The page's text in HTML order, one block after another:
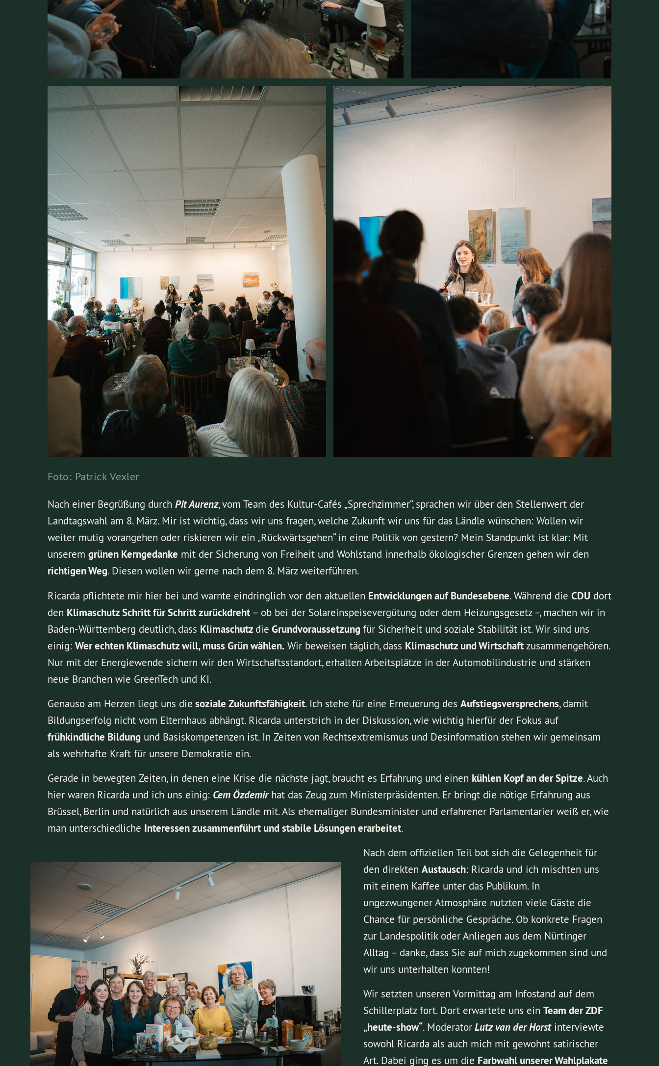
Foto: Patrick Vexler
Nach einer Begrüßung durch Pit Aurenz, vom Team des Kultur-Cafés „Sprechzimmer“, sprachen wir über den Stellenwert der
Landtagswahl am 8. März. Mir ist wichtig, dass wir uns fragen, welche Zukunft wir uns für das Ländle wünschen: Wollen wir
weiter mutig vorangehen oder riskieren wir ein „Rückwärtsgehen“ in eine Politik von gestern? Mein Standpunkt ist klar: Mit
unserem grünen Kerngedanke mit der Sicherung von Freiheit und Wohlstand innerhalb ökologischer Grenzen gehen wir den
richtigen Weg. Diesen wollen wir gerne nach dem 8. März weiterführen.
Ricarda pflichtete mir hier bei und warnte eindringlich vor den aktuellen Entwicklungen auf Bundesebene. Während die CDU dort
den Klimaschutz Schritt für Schritt zurückdreht– ob bei der Solareinspeisevergütung oder dem Heizungsgesetz –, machen wir in
Baden-Württemberg deutlich, dass Klimaschutz die Grundvoraussetzung für Sicherheit und soziale Stabilität ist. Wir sind uns
einig: Wer echten Klimaschutz will, muss Grün wählen.Wir beweisen täglich, dass Klimaschutz und Wirtschaftzusammengehören.
Nur mit der Energiewende sichern wir den Wirtschaftsstandort, erhalten Arbeitsplätze in der Automobilindustrie und stärken
neue Branchen wie GreenTech und KI.
Genauso am Herzen liegt uns die soziale Zukunftsfähigkeit. Ich stehe für eine Erneuerung des Aufstiegsversprechens, damit
Bildungserfolg nicht vom Elternhaus abhängt. Ricarda unterstrich in der Diskussion, wie wichtig hierfür der Fokus auf
frühkindliche Bildung und Basiskompetenzen ist. In Zeiten von Rechtsextremismus und Desinformation stehen wir gemeinsam
als wehrhafte Kraft für unsere Demokratie ein.
Gerade in bewegten Zeiten, in denen eine Krise die nächste jagt, braucht es Erfahrung und einen kühlen Kopf an der Spitze. Auch
hier waren Ricarda und ich uns einig: Cem Özdemirhat das Zeug zum Ministerpräsidenten. Er bringt die nötige Erfahrung aus
Brüssel, Berlin und natürlich aus unserem Ländle mit. Als ehemaliger Bundesminister und erfahrener Parlamentarier weiß er, wie
man unterschiedliche Interessen zusammenführt und stabile Lösungen erarbeitet.
Nach dem offiziellen Teil bot sich die Gelegenheit für
den direktenAustausch: Ricarda und ich mischten uns
mit einem Kaffee unter das Publikum. In
ungezwungener Atmosphäre nutzten viele Gäste die
Chance für persönliche Gespräche. Ob konkrete Fragen
zur Landespolitik oder Anliegen aus dem Nürtinger
Alltag – danke, dass Sie auf mich zugekommen sind und
wir uns unterhalten konnten!
Wir setzten unseren Vormittag am Infostand auf dem
Schillerplatz fort. Dort erwartete uns einTeam der ZDF
„heute-show“. ModeratorLutz van der Horstinterviewte
sowohl Ricarda als auch mich mit gewohnt satirischer
Art. Dabei ging es um die Farbwahl unserer Wahlplakate